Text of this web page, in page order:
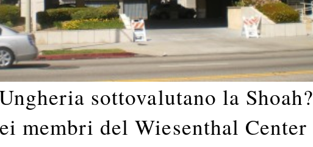
sottovalutano la Shoah?
membri del Wiesenthal Center